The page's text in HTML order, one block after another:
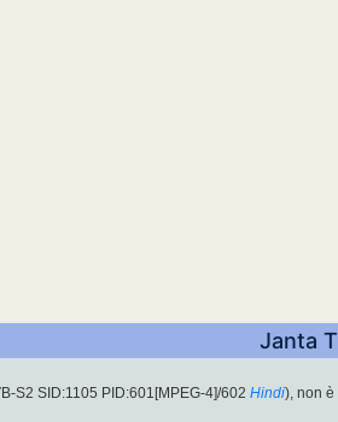
Janta
S2 SID:1105 PID:601[MPEG-4]/602 Hindi), non